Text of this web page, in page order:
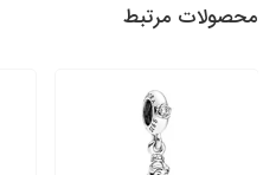
محصولات مرتبط